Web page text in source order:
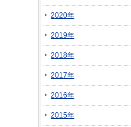
2020年
2019年
2018年
2017年
2016年
2015年